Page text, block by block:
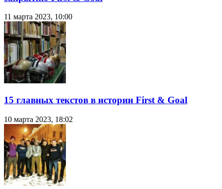
11 марта 2023, 10:00
15 главных текстов в истории First & Goal
10 марта 2023, 18:02